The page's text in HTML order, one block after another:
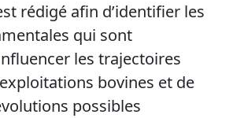
rédigé afin d’identifier les
qui sont
les trajectoires
bovines et de
possibles